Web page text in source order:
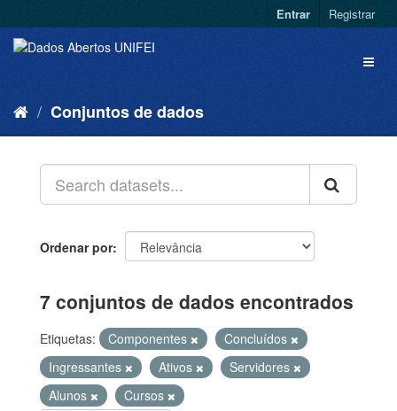
Entrar Registrar
Conjuntos de dados
Ordenar por
7 conjuntos de dados encontrados
Etiquetas: Componentes
Concluídos
Ingressantes
Ativos
Servidores
Alunos
Cursos